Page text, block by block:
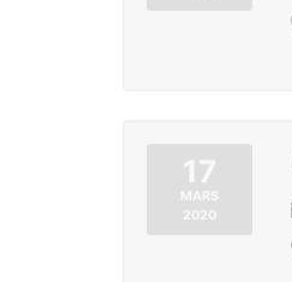
17
MARS
2020